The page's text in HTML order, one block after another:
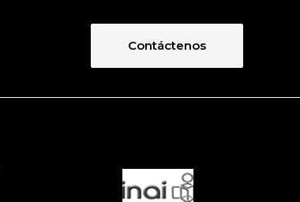
Contáctenos